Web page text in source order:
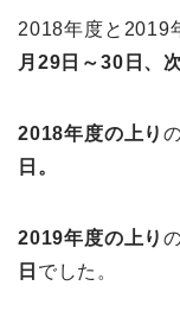
2018年度と2019
月29日～30日、
2018年度の上り
日。
2019年度の上り
日 でした。